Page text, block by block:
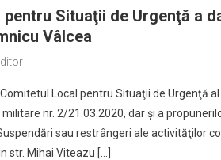
Situaţii de Urgenţă a
Vâlcea
Local pentru Situaţii de Urgenţă
nr. 2/21.03.2020, dar şi a
sau restrângeri ale activităţilor
str. Mihai Viteazu […]